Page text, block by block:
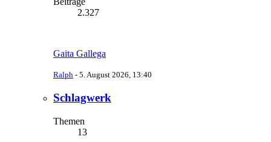
2.327
Gaita Gallega
Ralph - 5. August 2026, 13:40
Schlagwerk
Themen
13